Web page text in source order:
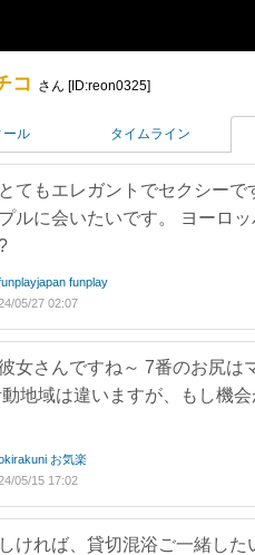
コ さん [ID:reon0325]
ール タイムライン
てもエレガントでセクシーで
ルに会いたいです。 ヨーロ
funplay
05/27 02:07
女さんですね～ 7番のお尻は
地域は違いますが、もし機
お気楽
05/15 17:02
ければ、貸切混浴ご一緒した